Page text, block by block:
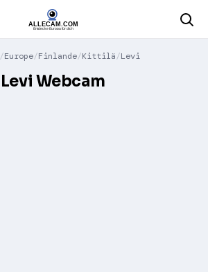
Europe Finlande Kittilä Levi
Levi Webcam